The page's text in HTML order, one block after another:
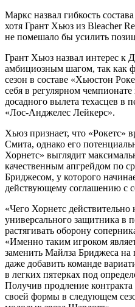
Маркс назвал гибкость
хотя Грант Хьюз из Bleacher
не помешало бы усилить
Грант Хьюз назвал интерес
амбициозным шагом, так как
сезон в составе «Хьюстон
себя в регулярном
досадного вылета техасцев в
«Лос-Анджелес Лейкерс».
Хьюз признает, что «Рокетс»
Смита, однако его
Хорнетс» выглядит
качественным апгрейдом по
Бриджесом, у которого
действующему соглашению с
«Чего Хорнетс действительно
универсального защитника
растягивать оборону
«Именно таким игроком
заменить Майлза Бриджеса на
даже добавить команде
в легких пятерках под
Получив продление
своей формы в следующем